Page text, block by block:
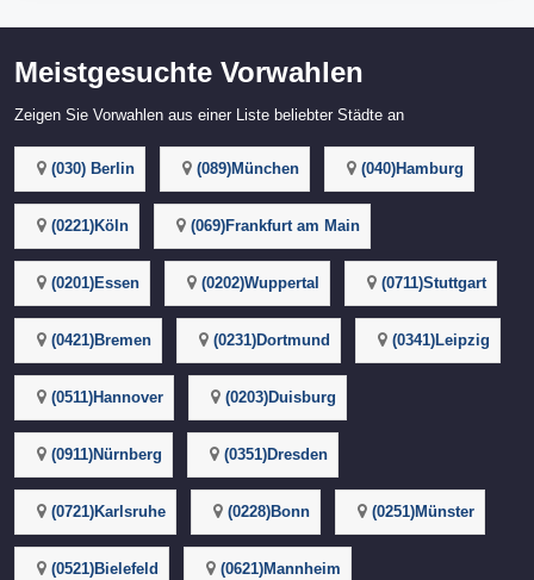
Meistgesuchte Vorwahlen
Zeigen Sie Vorwahlen aus einer Liste beliebter Städte an
(030) Berlin (089)München (040)Hamburg
(0221)Köln (069)Frankfurt am Main
(0201)Essen (0202)Wuppertal (0711)Stuttgart
(0421)Bremen (0231)Dortmund (0341)Leipzig
(0511)Hannover (0203)Duisburg
(0911)Nürnberg (0351)Dresden
(0721)Karlsruhe (0228)Bonn (0251)Münster
(0521)Bielefeld (0621)Mannheim